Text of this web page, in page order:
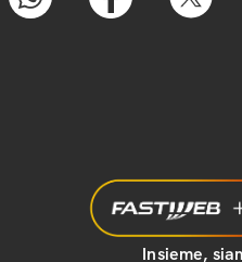
Insieme,